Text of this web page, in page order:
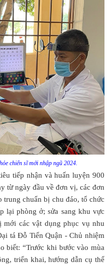
chiến sĩ mới nhập ngũ 2024.
tiếp nhận và huấn luyện 900
từ ngày đầu về đơn vị, các đơn
trung chuẩn bị chu đáo, tổ chức
lại phòng ở; sửa sang khu vực
mới các vật dụng phục vụ nhu
tá Đỗ Tiến Quận - Chủ nhiệm
biết: “Trước khi bước vào mùa
triển khai, hướng dẫn cụ thể